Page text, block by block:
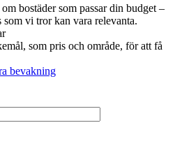
bostäder som passar din budget –
vi tror kan vara relevanta.
som pris och område, för att få
bevakning